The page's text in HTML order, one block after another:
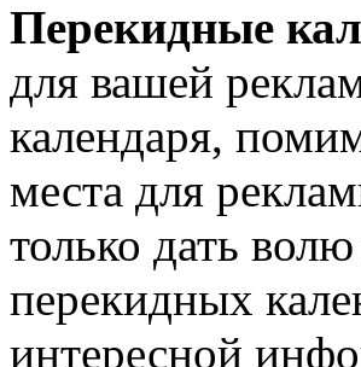
Перекидные
для вашей
календаря,
места для
только дать
перекидных
интересной